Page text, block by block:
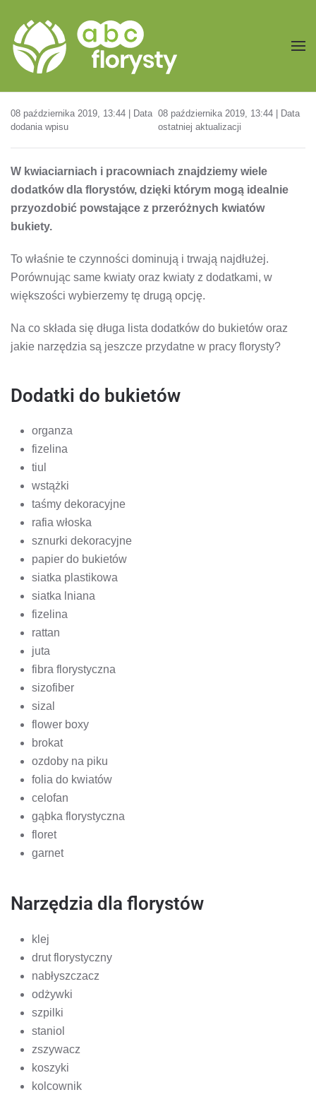
Przejdź do treści głównej
08 października 2019, 13:44 | Data
dodania wpisu
08 października 2019, 13:44 | Data
ostatniej aktualizacji
W kwiaciarniach i pracowniach znajdziemy wiele
dodatków dla florystów, dzięki którym mogą idealnie
przyozdobić powstające z przeróżnych kwiatów
bukiety.
To właśnie te czynności dominują i trwają najdłużej.
Porównując same kwiaty oraz kwiaty z dodatkami, w
większości wybierzemy tę drugą opcję.
Na co składa się długa lista dodatków do bukietów oraz
jakie narzędzia są jeszcze przydatne w pracy florysty?
Dodatki do bukietów
organza
fizelina
tiul
wstążki
taśmy dekoracyjne
rafia włoska
sznurki dekoracyjne
papier do bukietów
siatka plastikowa
siatka lniana
fizelina
rattan
juta
fibra florystyczna
sizofiber
sizal
flower boxy
brokat
ozdoby na piku
folia do kwiatów
celofan
gąbka florystyczna
floret
garnet
Narzędzia dla florystów
klej
drut florystyczny
nabłyszczacz
odżywki
szpilki
staniol
zszywacz
koszyki
kolcownik